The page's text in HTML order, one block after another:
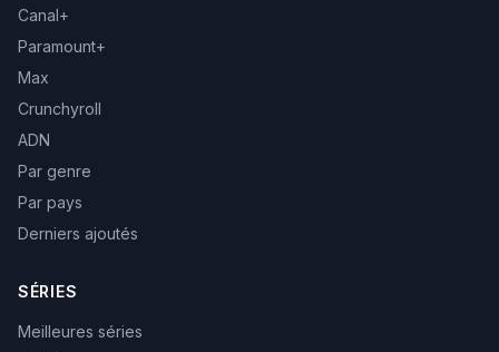
Canal+
Paramount+
Max
Crunchyroll
ADN
Par genre
Par pays
Derniers ajoutés
SÉRIES
Meilleures séries